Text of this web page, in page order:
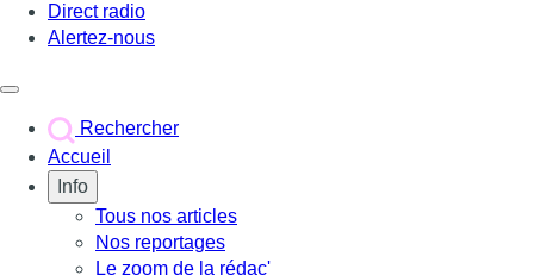
Direct radio
Alertez-nous
Rechercher
Accueil
Info
Tous nos articles
Nos reportages
Le zoom de la rédac'